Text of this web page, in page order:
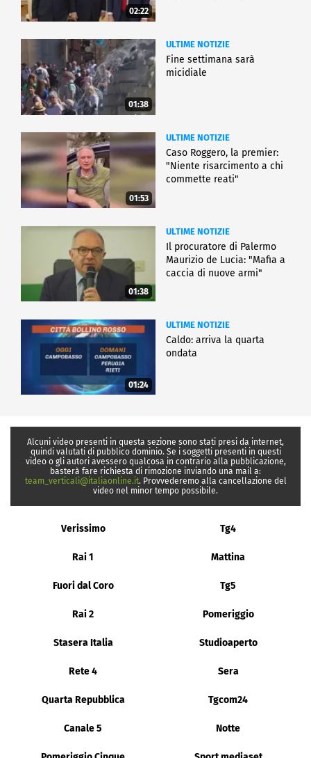
02:22
01:38
ULTIME NOTIZIE
Fine settimana sarà
micidiale
01:53
ULTIME NOTIZIE
Caso Roggero, la premier:
"Niente risarcimento a chi
commette reati"
01:38
ULTIME NOTIZIE
Il procuratore di Palermo
Maurizio de Lucia: "Mafia a
caccia di nuove armi"
01:24
ULTIME NOTIZIE
Caldo: arriva la quarta
ondata
Alcuni video presenti in questa sezione sono stati presi da internet,
quindi valutati di pubblico dominio. Se i soggetti presenti in questi
video o gli autori avessero qualcosa in contrario alla pubblicazione,
basterà fare richiesta di rimozione inviando una mail a:
team_verticali@italiaonline.it. Provvederemo alla cancellazione del
video nel minor tempo possibile.
Verissimo Tg4
Rai 1 Mattina
Fuori dal Coro Tg5
Rai 2 Pomeriggio
Stasera Italia Studioaperto
Rete 4 Sera
Quarta Repubblica Tgcom24
Canale 5 Notte